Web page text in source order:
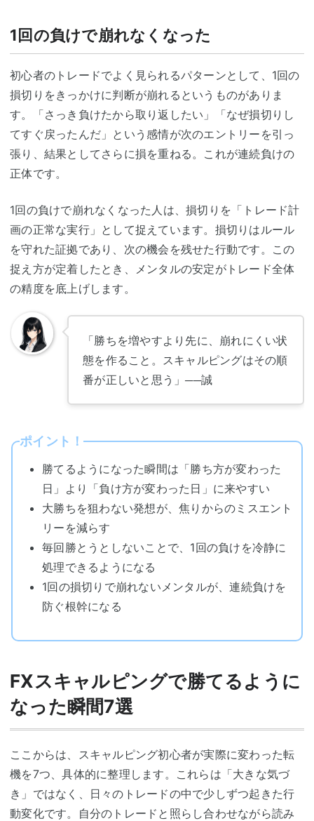
1回の負けで崩れなくなった
初心者のトレードでよく見られるパターンとして、1回の
損切りをきっかけに判断が崩れるというものがありま
す。「さっき負けたから取り返したい」「なぜ損切りし
てすぐ戻ったんだ」という感情が次のエントリーを引っ
張り、結果としてさらに損を重ねる。これが連続負けの
正体です。
1回の負けで崩れなくなった人は、損切りを「トレード計
画の正常な実行」として捉えています。損切りはルール
を守れた証拠であり、次の機会を残せた行動です。この
捉え方が定着したとき、メンタルの安定がトレード全体
の精度を底上げします。
「勝ちを増やすより先に、崩れにくい状
態を作ること。スキャルピングはその順
番が正しいと思う」──誠
ポイント！
勝てるようになった瞬間は「勝ち方が変わった
日」より「負け方が変わった日」に来やすい
大勝ちを狙わない発想が、焦りからのミスエント
リーを減らす
毎回勝とうとしないことで、1回の負けを冷静に
処理できるようになる
1回の損切りで崩れないメンタルが、連続負けを
防ぐ根幹になる
FXスキャルピングで勝てるように
なった瞬間7選
ここからは、スキャルピング初心者が実際に変わった転
機を7つ、具体的に整理します。これらは「大きな気づ
き」ではなく、日々のトレードの中で少しずつ起きた行
動変化です。自分のトレードと照らし合わせながら読み